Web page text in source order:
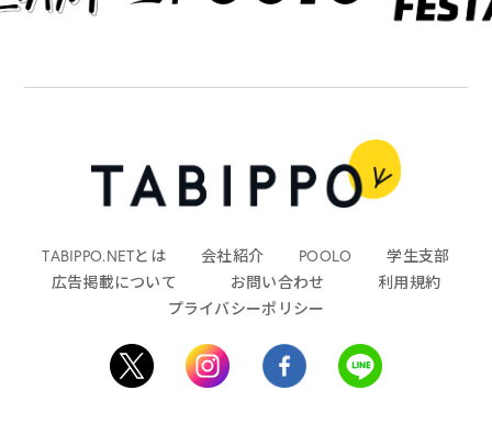
TABIPPO.NETとは 会社紹介 POOLO
学生支部
広告掲載について
お問い合わせ
利用規約
プライバシーポリシー